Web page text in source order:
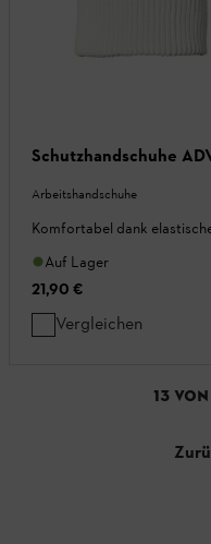
Schutzhandschuhe
Arbeitshandschuhe
Komfortabel dank
Auf Lager
21,90 €
Vergleichen
13 VON